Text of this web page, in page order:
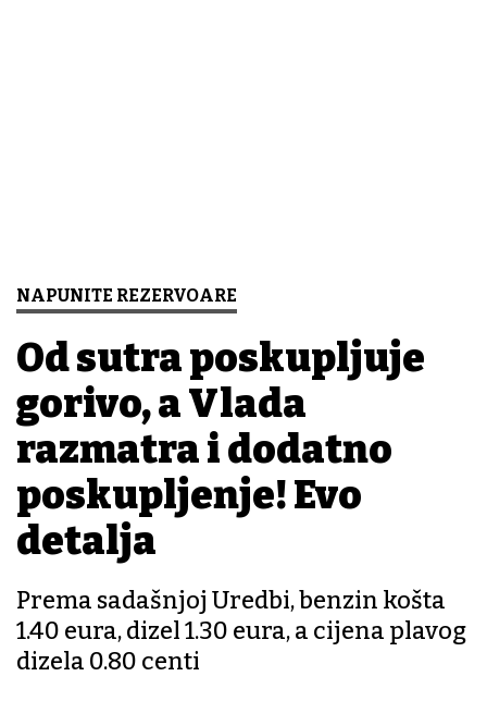
NAPUNITE REZERVOARE
Od sutra poskupljuje
gorivo, a Vlada
razmatra i dodatno
poskupljenje! Evo
detalja
Prema sadašnjoj Uredbi, benzin košta
1.40 eura, dizel 1.30 eura, a cijena plavog
dizela 0.80 centi